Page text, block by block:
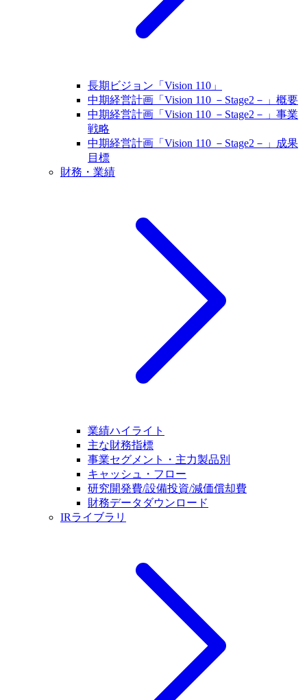
長期ビジョン「Vision 110」
中期経営計画「Vision 110 －Stage2－」概要
中期経営計画「Vision 110 －Stage2－」事業
戦略
中期経営計画「Vision 110 －Stage2－」成果
目標
財務・業績
業績ハイライト
主な財務指標
事業セグメント・主力製品別
キャッシュ・フロー
研究開発費/設備投資/減価償却費
財務データダウンロード
IRライブラリ